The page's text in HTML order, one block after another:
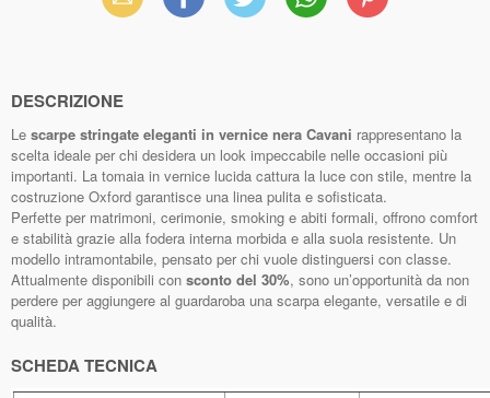
DESCRIZIONE
Le scarpe stringate eleganti in vernice nera Cavani rappresentano la
scelta ideale per chi desidera un look impeccabile nelle occasioni più
importanti. La tomaia in vernice lucida cattura la luce con stile, mentre la
costruzione Oxford garantisce una linea pulita e sofisticata.
Perfette per matrimoni, cerimonie, smoking e abiti formali, offrono comfort
e stabilità grazie alla fodera interna morbida e alla suola resistente. Un
modello intramontabile, pensato per chi vuole distinguersi con classe.
Attualmente disponibili con sconto del 30%, sono un’opportunità da non
perdere per aggiungere al guardaroba una scarpa elegante, versatile e di
qualità.
SCHEDA TECNICA